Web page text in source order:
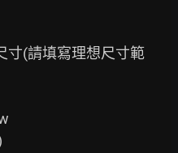
寸(請填寫理想尺寸範